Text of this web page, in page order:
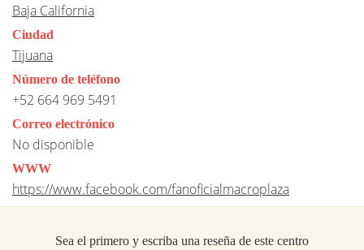
Baja California
Ciudad
Tijuana
Número de teléfono
+52 664 969 5491
Correo electrónico
No disponible
WWW
https://www.facebook.com/fanoficialmacroplaza
Sea el primero y escriba una reseña de este centro